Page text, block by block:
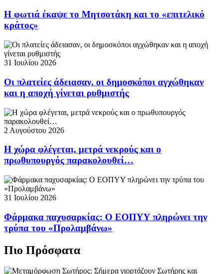
Η φωτιά έκαψε το Μητσοτάκη και το «επιτελικό
κράτος»
31 Ιουλίου 2026
Οι πλατείες άδειασαν, οι δημοσκόποι αγχώθηκαν
και η αποχή γίνεται ρυθμιστής
2 Αυγούστου 2026
Η χώρα φλέγεται, μετρά νεκρούς και ο
πρωθυπουργός παρακολουθεί…
31 Ιουλίου 2026
Φάρμακα παχυσαρκίας: Ο ΕΟΠΥΥ πληρώνει την
τρύπα του «Προλαμβάνω»
Πιο Πρόσφατα